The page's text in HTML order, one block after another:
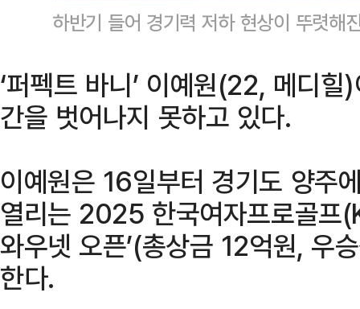
하반기 들어 경기력 저하 현상이 뚜렷
‘퍼펙트 바니’ 이예원(22, 메디
간을 벗어나지 못하고 있다.
이예원은 16일부터 경기도 양주
열리는 2025 한국여자프로골프
와우넷 오픈’(총상금 12억원,
한다.